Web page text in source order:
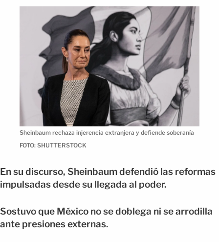
Sheinbaum rechaza injerencia extranjera y defiende soberanía
FOTO: SHUTTERSTOCK
En su discurso, Sheinbaum defendió las reformas
impulsadas desde su llegada al poder.
Sostuvo que México no se doblega ni se arrodilla
ante presiones externas.